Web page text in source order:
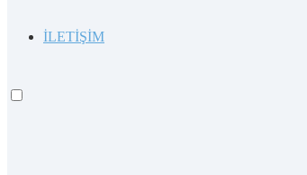
İLETİŞİM